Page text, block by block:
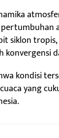
siklon tropis,
konvergensi
kondisi
yang